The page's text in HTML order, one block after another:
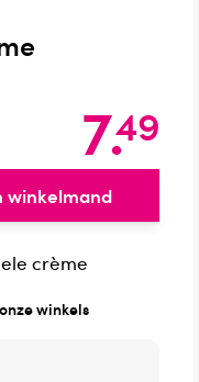
7.49
winkelmand
crème
winkels